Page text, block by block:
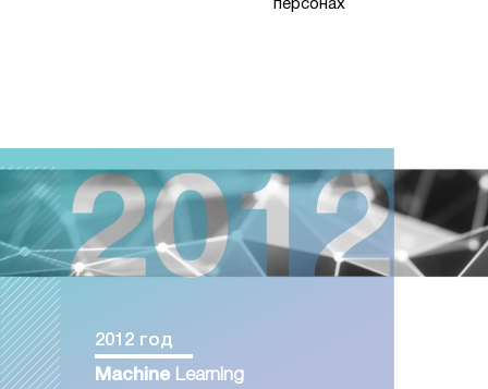
персонах
2012 год
Machine Learning